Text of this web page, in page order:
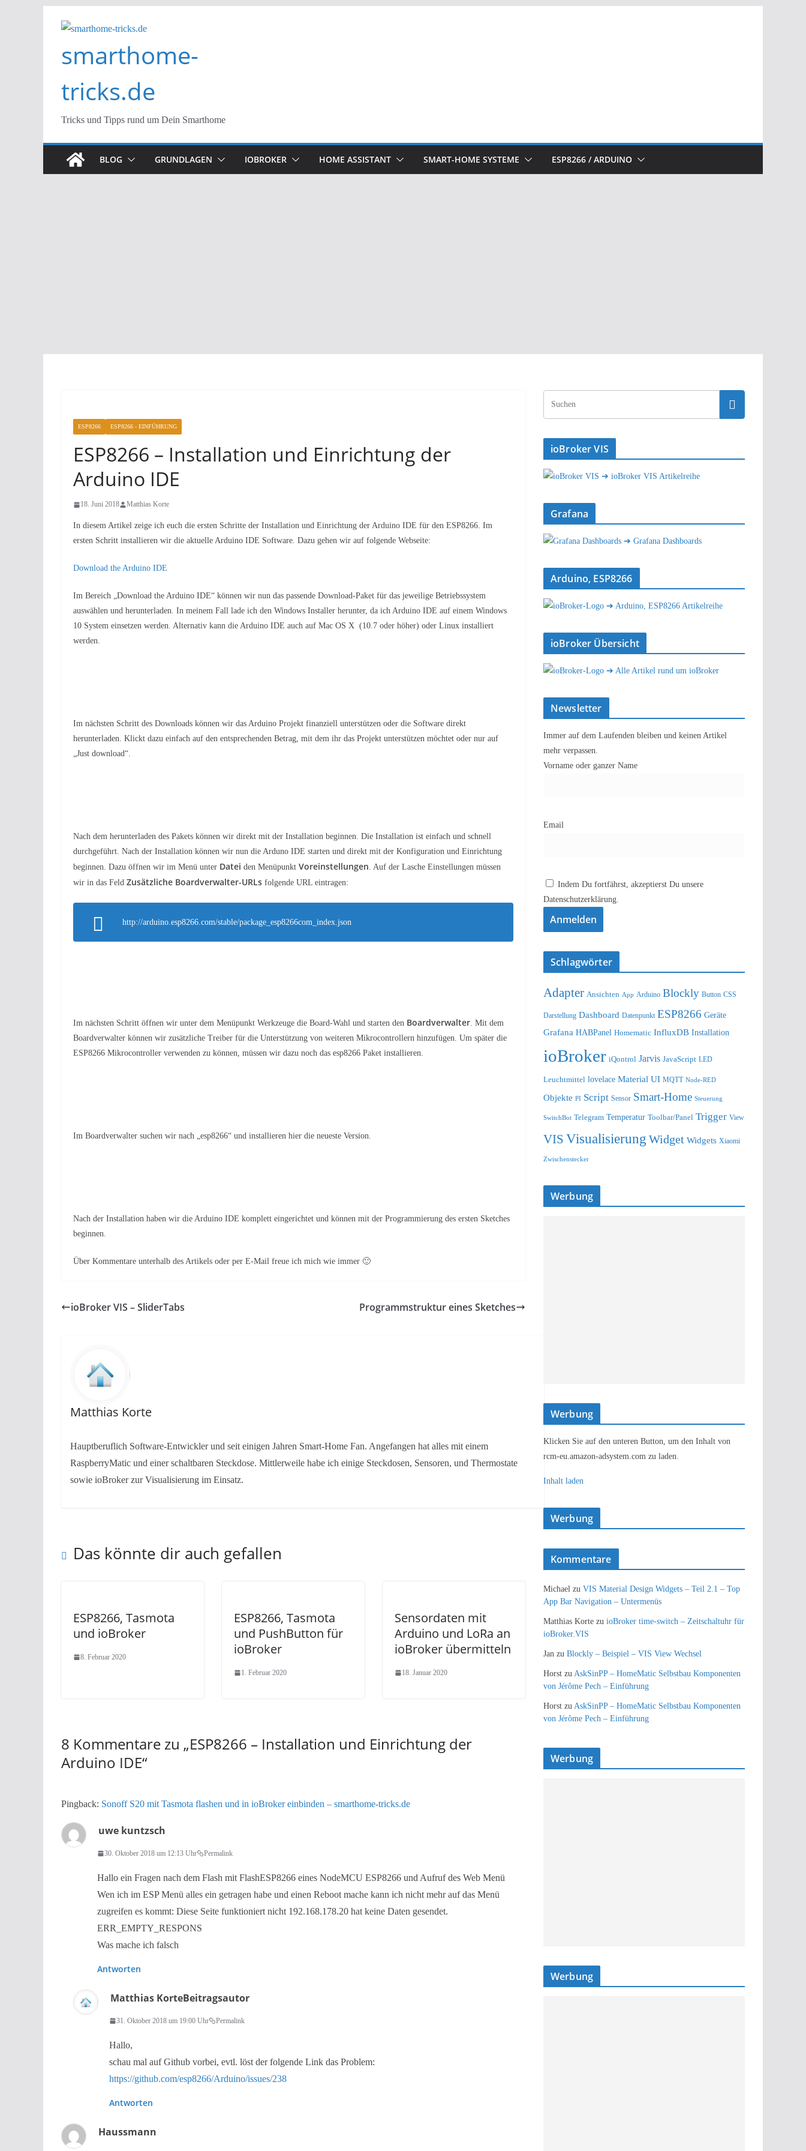
Inhalt
smarthome-
tricks.de
Tricks und Tipps rund um Dein Smarthome
BLOG GRUNDLAGEN IOBROKER HOME ASSISTANT SMART-HOME SYSTEME ESP8266 / ARDUINO
ESP8266 ESP8266 - EINFÜHRUNG
ESP8266 – Installation und Einrichtung der
Arduino IDE
18. Juni 2018 Matthias Korte
In diesem Artikel zeige ich euch die ersten Schritte der Installation und Einrichtung der Arduino IDE für den ESP8266. Im
ersten Schritt installieren wir die aktuelle Arduino IDE Software. Dazu gehen wir auf folgende Webseite:
Download the Arduino IDE
Im Bereich „Download the Arduino IDE“ können wir nun das passende Download-Paket für das jeweilige Betriebssystem
auswählen und herunterladen. In meinem Fall lade ich den Windows Installer herunter, da ich Arduino IDE auf einem Windows
10 System einsetzen werden. Alternativ kann die Arduino IDE auch auf Mac OS X (10.7 oder höher) oder Linux installiert
werden.
Im nächsten Schritt des Downloads können wir das Arduino Projekt finanziell unterstützen oder die Software direkt
herunterladen. Klickt dazu einfach auf den entsprechenden Betrag, mit dem ihr das Projekt unterstützen möchtet oder nur auf
„Just download“.
Nach dem herunterladen des Pakets können wir direkt mit der Installation beginnen. Die Installation ist einfach und schnell
durchgeführt. Nach der Installation können wir nun die Arduno IDE starten und direkt mit der Konfiguration und Einrichtung
beginnen. Dazu öffnen wir im Menü unter Datei den Menüpunkt Voreinstellungen. Auf der Lasche Einstellungen müssen
wir in das Feld Zusätzliche Boardverwalter-URLs folgende URL eintragen:
http://arduino.esp8266.com/stable/package_esp8266com_index.json
Im nächsten Schritt öffnen wir unter dem Menüpunkt Werkzeuge die Board-Wahl und starten den Boardverwalter. Mit dem
Boardverwalter können wir zusätzliche Treiber für die Unterstützung von weiteren Mikrocontrollern hinzufügen. Um später die
ESP8266 Mikrocontroller verwenden zu können, müssen wir dazu noch das esp8266 Paket installieren.
Im Boardverwalter suchen wir nach „esp8266“ und installieren hier die neueste Version.
Nach der Installation haben wir die Arduino IDE komplett eingerichtet und können mit der Programmierung des ersten Sketches
beginnen.
Über Kommentare unterhalb des Artikels oder per E-Mail freue ich mich wie immer 🙂
ioBroker VIS – SliderTabs Programmstruktur eines Sketches
Matthias Korte
Hauptberuflich Software-Entwickler und seit einigen Jahren Smart-Home Fan. Angefangen hat alles mit einem
RaspberryMatic und einer schaltbaren Steckdose. Mittlerweile habe ich einige Steckdosen, Sensoren, und Thermostate
sowie ioBroker zur Visualisierung im Einsatz.
Das könnte dir auch gefallen
ESP8266, Tasmota
und ioBroker
8. Februar 2020
ESP8266, Tasmota
und PushButton für
ioBroker
1. Februar 2020
Sensordaten mit
Arduino und LoRa an
ioBroker übermitteln
18. Januar 2020
8 Kommentare zu „ESP8266 – Installation und Einrichtung der
Arduino IDE“
Pingback: Sonoff S20 mit Tasmota flashen und in ioBroker einbinden – smarthome-tricks.de
uwe kuntzsch
30. Oktober 2018 um 12:13 Uhr Permalink
Hallo ein Fragen nach dem Flash mit FlashESP8266 eines NodeMCU ESP8266 und Aufruf des Web Menü
Wen ich im ESP Menü alles ein getragen habe und einen Reboot mache kann ich nicht mehr auf das Menü
zugreifen es kommt: Diese Seite funktioniert nicht 192.168.178.20 hat keine Daten gesendet.
ERR_EMPTY_RESPONS
Was mache ich falsch
Antworten
Matthias KorteBeitragsautor
31. Oktober 2018 um 19:00 Uhr Permalink
Hallo,
schau mal auf Github vorbei, evtl. löst der folgende Link das Problem:
https://github.com/esp8266/Arduino/issues/238
Antworten
Haussmann
ioBroker VIS
➔ ioBroker VIS Artikelreihe
Grafana
➔ Grafana Dashboards
Arduino, ESP8266
➔ Arduino, ESP8266 Artikelreihe
ioBroker Übersicht
➔ Alle Artikel rund um ioBroker
Newsletter
Immer auf dem Laufenden bleiben und keinen Artikel
mehr verpassen.
Vorname oder ganzer Name
Email
Indem Du fortfährst, akzeptierst Du unsere
Datenschutzerklärung.
Schlagwörter
Adapter Ansichten App Arduino Blockly Button CSS
Darstellung Dashboard Datenpunkt ESP8266 Geräte
Grafana HABPanel Homematic InfluxDB Installation
ioBroker iQontrol Jarvis JavaScript LED
Leuchtmittel lovelace Material UI MQTT Node-RED
Objekte PI Script Sensor Smart-Home Steuerung
SwitchBot Telegram Temperatur Toolbar/Panel Trigger View
VIS Visualisierung Widget Widgets Xiaomi
Zwischenstecker
Werbung
Werbung
Klicken Sie auf den unteren Button, um den Inhalt von
rcm-eu.amazon-adsystem.com zu laden.
Inhalt laden
Werbung
Kommentare
Michael zu VIS Material Design Widgets – Teil 2.1 – Top
App Bar Navigation – Untermenüs
Matthias Korte zu ioBroker time-switch – Zeitschaltuhr für
ioBroker.VIS
Jan zu Blockly – Beispiel – VIS View Wechsel
Horst zu AskSinPP – HomeMatic Selbstbau Komponenten
von Jérôme Pech – Einführung
Horst zu AskSinPP – HomeMatic Selbstbau Komponenten
von Jérôme Pech – Einführung
Werbung
Werbung